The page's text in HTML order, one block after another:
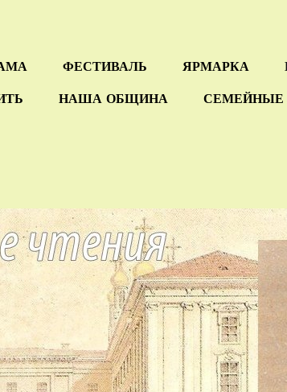
ФЕСТИВАЛЬ ЯРМАРКА
НАША ОБЩИНА СЕМЕЙНЫЕ